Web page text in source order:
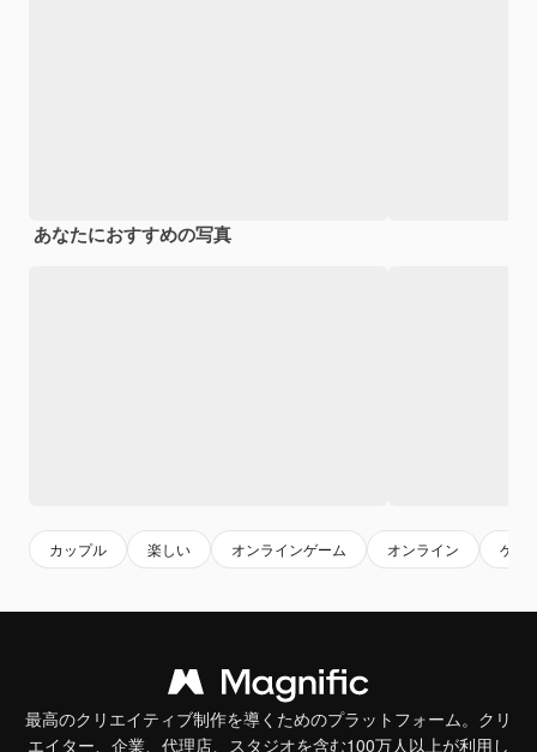
あなたにおすすめの写真
カップル 楽しい オンラインゲーム オンライン ゲー
最高のクリエイティブ制作を導くためのプラットフォーム。クリ
エイター、企業、代理店、スタジオを含む100万人以上が利用し